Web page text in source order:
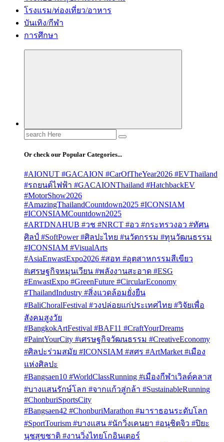
โรงแรม/ท่องเที่ยว/อาหาร
บันเทิง/กีฬา
การศึกษา
Search
for:
Or check our Popular Categories...
#AIONUT #GACAION #CarOfTheYear2026 #EVThailand
#รถยนต์ไฟฟ้า #GACAIONThailand #HatchbackEV
#MotorShow2026
#AmazingThailandCountdown2025 #ICONSIAM
#ICONSIAMCountdown2025
#ARTDNAHUB #วช #NRCT #อว #กระทรวงอว #ทัศน
ศิลป์ #SoftPower #ศิลปะไทย #นวัตกรรม #ทุนวัฒนธรรม
#ICONSIAM #VisualArts
#AsiaEnwastExpo2026 #สอท #อุตสาหกรรมสีเขียว
#เศรษฐกิจหมุนเวียน #พลังงานสะอาด #ESG
#EnwastExpo #GreenFuture #CircularEconomy
#ThailandIndustry #สิ่งแวดล้อมยั่งยืน
#BaliChoralFestival #วงปล่อยแก่ประเทศไทย #วิจัยเพื่อ
สังคมสูงวัย
#BangkokArtFestival #BAF11 #CraftYourDreams
#PaintYourCity #เศรษฐกิจวัฒนธรรม #CreativeEconomy
#ศิลปะร่วมสมัย #ICONSIAM #สศร #ArtMarket #เมือง
แห่งศิลปะ
#Bangsaen10 #WorldClassRunning #เมืองกีฬาเวิลด์คลาส
#บางแสนรักษ์โลก #จากแก้วสู่กล้า #SustainableRunning
#ChonburiSportsCity
#Bangsaen42 #ChonburiMarathon #มาราธอนระดับโลก
#SportTourism #บางแสน #นักวิ่งเคนยา #อนุชิตจิว #ปิยะ
นุชสุขชาติ #งานวิ่งไทยโกอินเตอร์